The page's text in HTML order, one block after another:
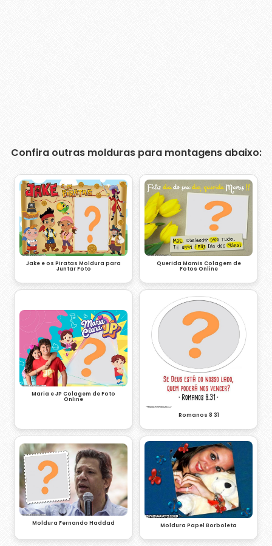
Confira outras molduras para montagens abaixo:
Jake e os Piratas Moldura para
Juntar Foto
Querida Mamis Colagem de
Fotos Online
Maria e JP Colagem de Foto
Online
Romanos 8 31
Moldura Fernando Haddad Moldura Papel Borboleta